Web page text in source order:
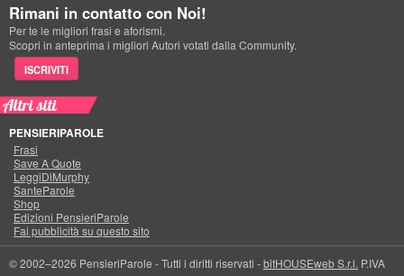
Rimani in contatto con Noi!
Per te le migliori frasi e aforismi.
Scopri in anteprima i migliori Autori votati dalla Community.
ISCRIVITI
Altri siti
PENSIERIPAROLE
Frasi
Save A Quote
LeggiDiMurphy
SanteParole
Shop
Edizioni PensieriParole
Fai pubblicità su questo sito
© 2002–2026 PensieriParole - Tutti i diritti riservati -bitHOUSEweb S.r.l. P.IVA